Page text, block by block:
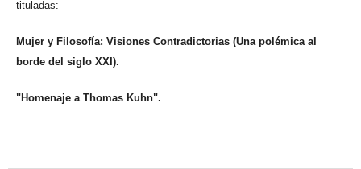
tituladas:
Mujer y Filosofía: Visiones Contradictorias (Una polémica al
borde del siglo XXI).
"Homenaje a Thomas Kuhn".